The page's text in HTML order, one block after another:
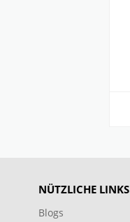
NÜTZLICHE LINKS
Blogs